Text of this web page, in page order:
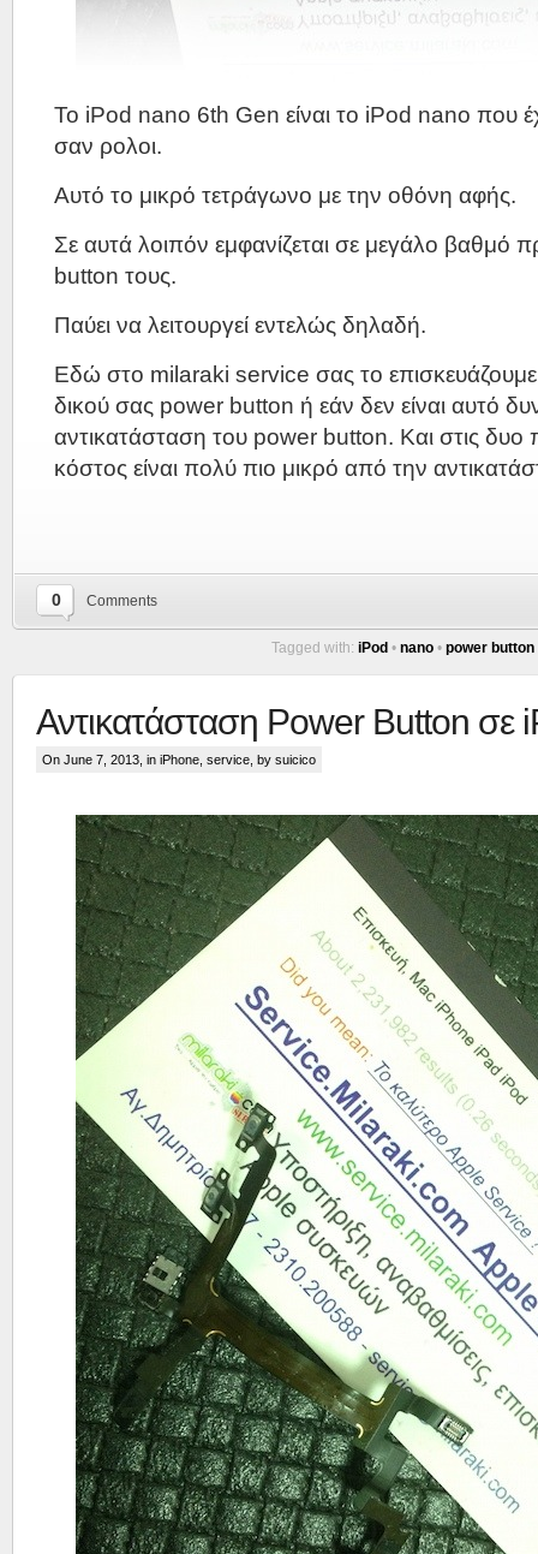
Το iPod nano 6th Gen είναι το iPod nano που
σαν ρολοι.
Αυτό το μικρό τετράγωνο με την οθόνη αφής.
Σε αυτά λοιπόν εμφανίζεται σε μεγάλο βαθμό
button τους.
Παύει να λειτουργεί εντελώς δηλαδή.
Εδώ στο milaraki service σας το επισκευάζουμε
δικού σας power button ή εάν δεν είναι αυτό
αντικατάσταση του power button. Και στις δυο
κόστος είναι πολύ πιο μικρό από την
0 Comments
Tagged with: iPod • nano • power button
Αντικατάσταση Power Button σε
On June 7, 2013, in iPhone service , by suicico